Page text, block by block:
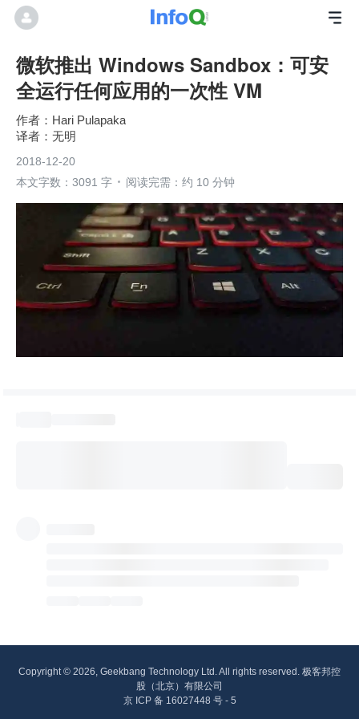
微软推出 Windows Sandbox：可安
全运行任何应用的一次性 VM
Hari Pulapaka
无明
2018-12-20
本文字数：3091 字
阅读完需：约 10 分钟
Copyright © 2026, Geekbang Technology Ltd. All rights reserved. 极客邦控
股（北京）有限公司
京 ICP 备 16027448 号 - 5